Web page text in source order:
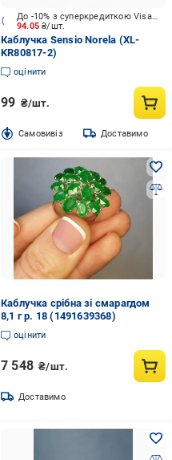
94.05₴/шт.
До -10% з суперкредиткою Visa Вигода
Каблучка Sensio Norela (XL-
KR80817-2)
оцінити
99 ₴/шт.
Cамовивіз Доставимо
Каблучка срібна зі смарагдом
8,1 г р. 18 (1491639368)
оцінити
7 548 ₴/шт.
Доставимо